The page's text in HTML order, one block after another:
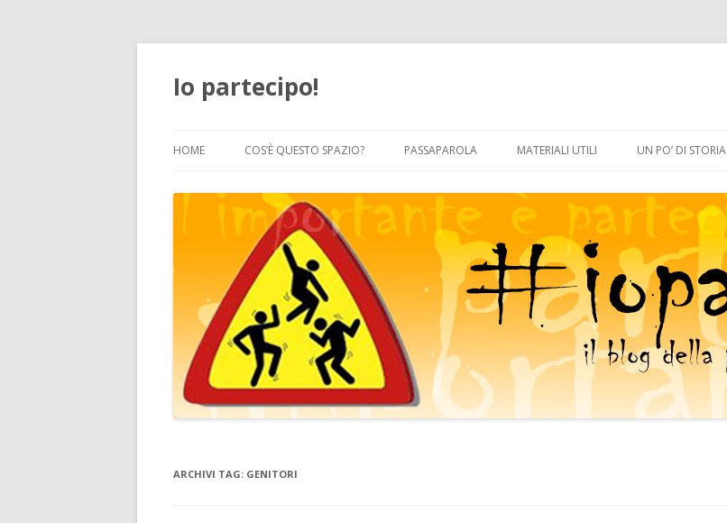
Io partecipo!
HOME COS’È QUESTO SPAZIO? PASSAPAROLA MATERIALI UTILI UN PO’ DI STORIA
ARCHIVI TAG: GENITORI